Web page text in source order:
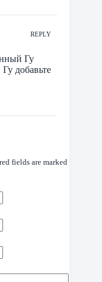
REPLY
Гу
добавьте
fields are marked